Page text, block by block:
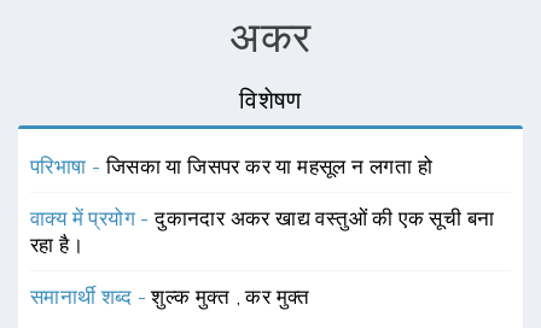
अकर
विशेषण
परिभाषा -जिसका या जिसपर कर या महसूल न लगता हो
वाक्य में प्रयोग -दुकानदार अकर खाद्य वस्तुओं की एक सूची बना
रहा है।
समानार्थी शब्द -शुल्क मुक्त ,कर मुक्त